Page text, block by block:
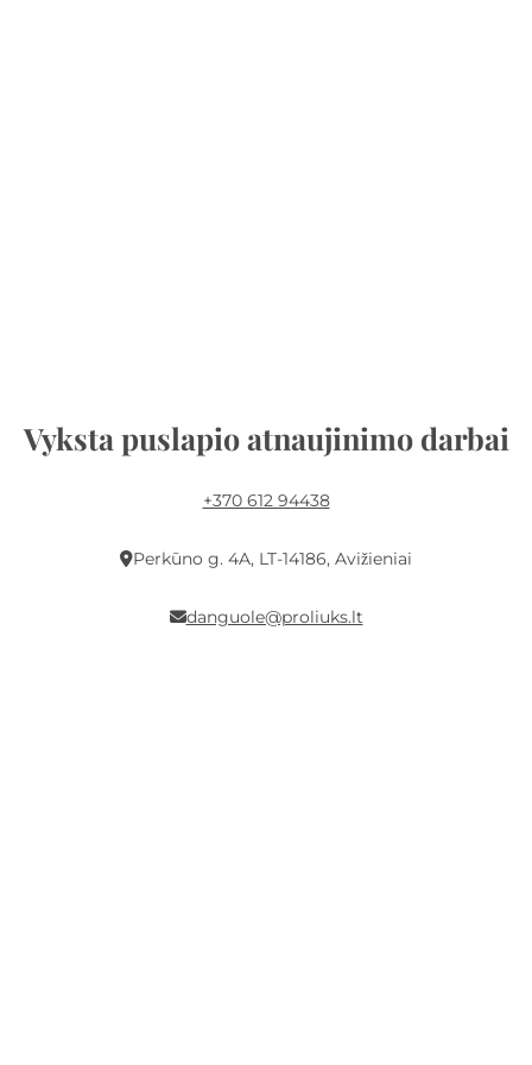
Vyksta puslapio atnaujinimo darbai
+370 612 94438
Perkūno g. 4A, LT-14186, Avižieniai
danguole@proliuks.lt